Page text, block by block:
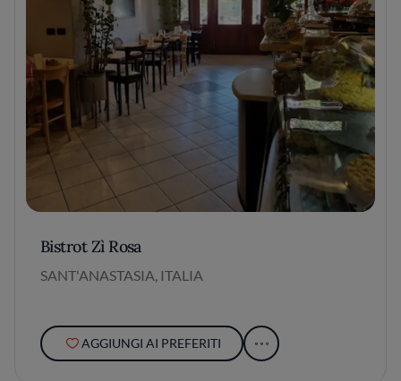
Bistrot Zì Rosa
SANT'ANASTASIA, ITALIA
AGGIUNGI AI PREFERITI